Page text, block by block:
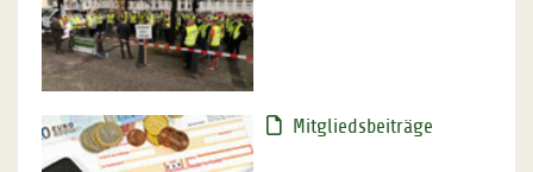
Mitgliedsbeiträge